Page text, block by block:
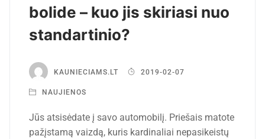
bolide – kuo jis skiriasi nuo
standartinio?
KAUNIECIAMS.LT 2019-02-07
NAUJIENOS
Jūs atsisėdate į savo automobilį. Priešais matote
pažįstamą vaizdą, kuris kardinaliai nepasikeistų